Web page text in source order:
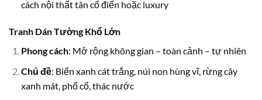
cách nội thất tân cổ điển hoặc luxury
Tranh Dán Tường Khổ Lớn
Phong cách: Mở rộng không gian – toàn cảnh – tự nhiên
Chủ đề: Biển xanh cát trắng, núi non hùng vĩ, rừng cây
xanh mát, phố cổ, thác nước